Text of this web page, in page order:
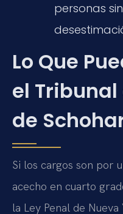
personas
Lo Que
el
de
Si los cargos son por
acecho en cuarto
la Ley Penal de